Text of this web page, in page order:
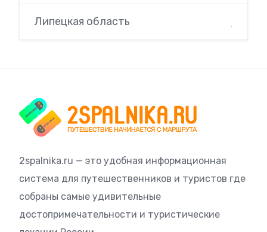
Липецкая область
2spalnika.ru — это удобная информационная
система для путешественников и туристов где
собраны самые удивительные
достопримечательности и туристические